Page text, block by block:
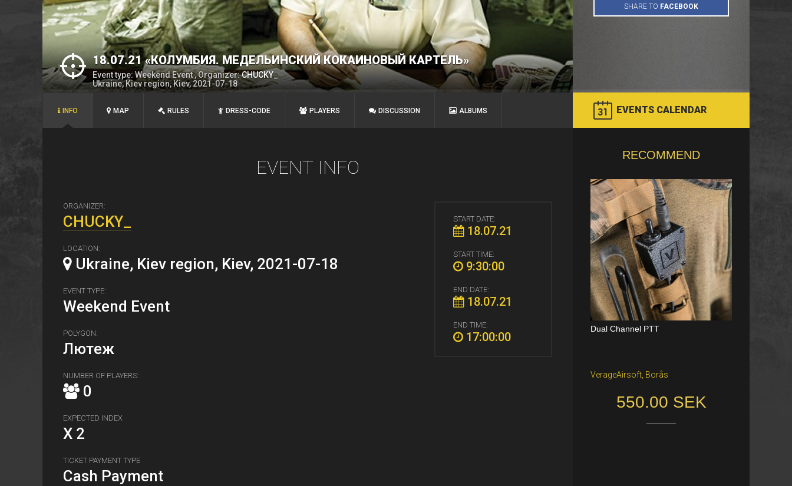
18.07.21 «КОЛУМБИЯ. МЕДЕЛЬИНСКИЙ КОКАИНОВЫЙ КАРТЕЛЬ»
(ЛЮТЕЖ)
Event type: Weekend Event , Organizer:CHUCKY_
Ukraine, Kiev region, Kiev, 2021-07-18
INFO MAP RULES DRESS-CODE PLAYERS DISCUSSION ALBUMS EVENTS CALENDAR
EVENT INFO
ORGANIZER:
CHUCKY_
LOCATION:
Ukraine, Kiev region, Kiev, 2021-07-18
EVENT TYPE:
Weekend Event
POLYGON:
Лютeж
NUMBER OF PLAYERS:
0
EXPECTED INDEX
X 2
TICKET PAYMENT TYPE
Cash Payment
START DATE:
18.07.21
START TIME:
9:30:00
END DATE:
18.07.21
END TIME:
17:00:00
RECOMMEND
Dual Channel PTT
VerageAirsoft, Borås
550.00 SEK
Katana Battle Belt / Color: Ranger Gr
Freiburg im Breisgau
40.00 €